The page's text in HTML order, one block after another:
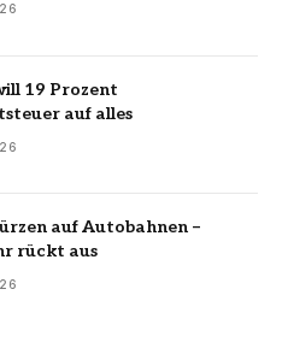
19 Prozent
auf alles
auf Autobahnen –
rückt aus